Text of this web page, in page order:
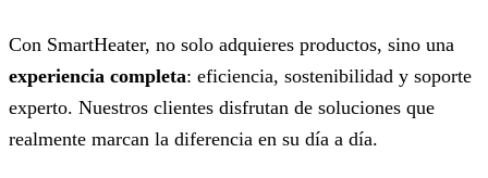
Con SmartHeater, no solo adquieres productos, sino una
experiencia completa: eficiencia, sostenibilidad y soporte
experto. Nuestros clientes disfrutan de soluciones que
realmente marcan la diferencia en su día a día.